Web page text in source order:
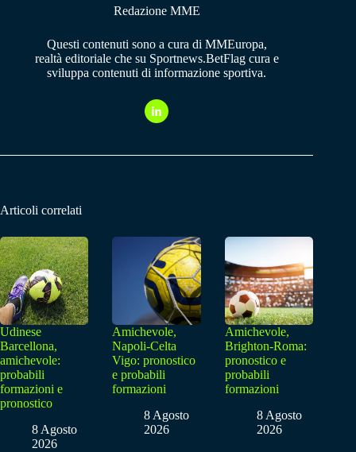
Redazione MME
Questi contenuti sono a cura di MMEuropa,
realtà editoriale che su Sportnews.BetFlag cura e
sviluppa contenuti di informazione sportiva.
Articoli correlati
Udinese
Barcellona,
amichevole:
probabili
formazioni e
pronostico
8 Agosto
2026
Amichevole,
Napoli-Celta
Vigo: pronostico
e probabili
formazioni
8 Agosto
2026
Amichevole,
Brighton-Roma:
pronostico e
probabili
formazioni
8 Agosto
2026